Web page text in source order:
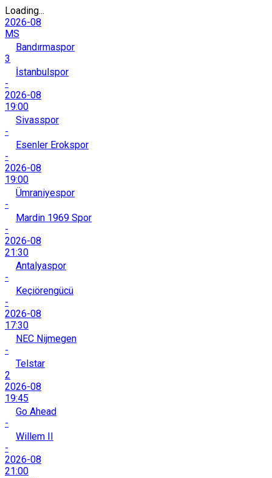
Loading...
2026-08
MS
Bandırmaspor
3
İstanbulspor
-
2026-08
19:00
Sivasspor
-
Esenler Erokspor
-
2026-08
19:00
Ümraniyespor
-
Mardin 1969 Spor
-
2026-08
21:30
Antalyaspor
-
Keçiörengücü
-
2026-08
17:30
NEC Nijmegen
-
Telstar
2
2026-08
19:45
Go Ahead
-
Willem II
-
2026-08
21:00